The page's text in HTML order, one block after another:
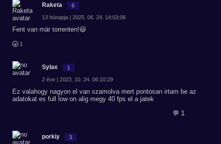
Raketa 6
13 hónapja | 2025. 06. 24. 14:03:06
Fent van már torrenten!😃
1
Sylax 1
2 éve | 2023. 10. 24. 06:10:29
Ez valahogy nagyon el van szamolva mert pontosan irtam be az
adatokat es full low on alig megy 40 fps el a jatek
💬 1
porkiy 3